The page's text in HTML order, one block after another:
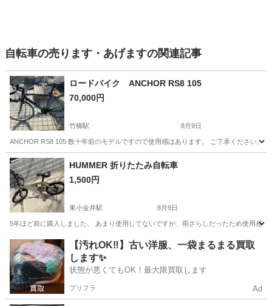
自転車の売ります・あげますの関連記事
ロードバイク ANCHOR RS8 105
70,000円
竹橋駅 8月9日
ANCHOR RS8 105 数十年前のモデルですので使用感はあります。 ご了承ください。
東京 千代田区 ロードバイク
HUMMER 折りたたみ自転車
1,500円
東小金井駅 8月9日
5年ほど前に購入しました。 あまり使用してないですが、雨ざらしだったため使用感あ
東京 三鷹市 東小金井駅 折りたたみ自転車
【汚れOK‼️】古い洋服、一袋まるまる買取
します✨
状態が悪くてもOK！最大限買取します
プリフラ Ad